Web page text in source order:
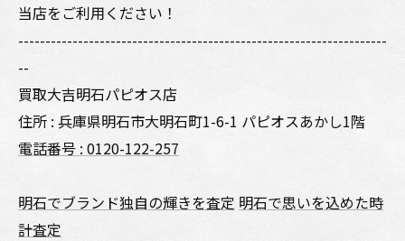
当店をご利用ください！
--------------------------------------------------------------------
--
買取大吉明石パピオス店
住所 : 兵庫県明石市大明石町1-6-1 パピオスあかし1階
電話番号 : 0120-122-257
明石でブランド独自の輝きを査定 明石で思いを込めた時
計査定